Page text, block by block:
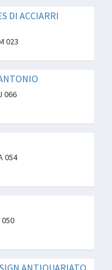
DI ACCIARRI
023
066
054
ANTIQUARIATO